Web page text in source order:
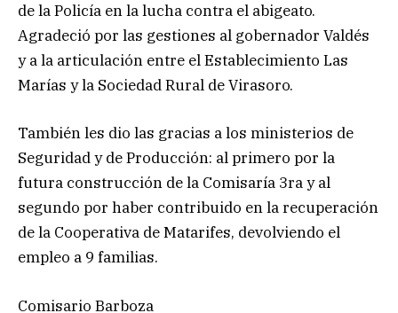
de la Policía en la lucha contra el abigeato.
Agradeció por las gestiones al gobernador Valdés
y a la articulación entre el Establecimiento Las
Marías y la Sociedad Rural de Virasoro.
También les dio las gracias a los ministerios de
Seguridad y de Producción: al primero por la
futura construcción de la Comisaría 3ra y al
segundo por haber contribuido en la recuperación
de la Cooperativa de Matarifes, devolviendo el
empleo a 9 familias.
Comisario Barboza